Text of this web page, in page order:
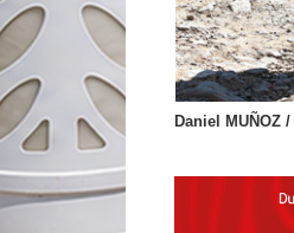
Daniel MUÑOZ